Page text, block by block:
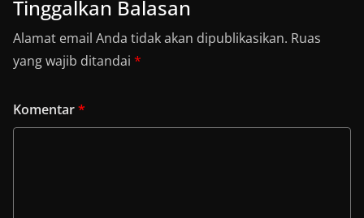
Tinggalkan Balasan
Alamat email Anda tidak akan dipublikasikan. Ruas
yang wajib ditandai *
Komentar*